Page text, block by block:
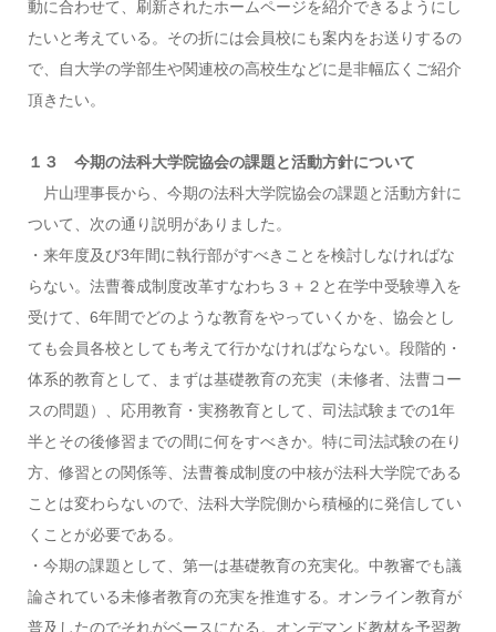
動に合わせて、刷新されたホームページを紹介できるようにし
たいと考えている。その折には会員校にも案内をお送りするの
で、自大学の学部生や関連校の高校生などに是非幅広くご紹介
頂きたい。
１３ 今期の法科大学院協会の課題と活動方針について
片山理事長から、今期の法科大学院協会の課題と活動方針に
ついて、次の通り説明がありました。
・来年度及び3年間に執行部がすべきことを検討しなければな
らない。法曹養成制度改革すなわち３＋２と在学中受験導入を
受けて、6年間でどのような教育をやっていくかを、協会とし
ても会員各校としても考えて行かなければならない。段階的・
体系的教育として、まずは基礎教育の充実（未修者、法曹コー
スの問題）、応用教育・実務教育として、司法試験までの1年
半とその後修習までの間に何をすべきか。特に司法試験の在り
方、修習との関係等、法曹養成制度の中核が法科大学院である
ことは変わらないので、法科大学院側から積極的に発信してい
くことが必要である。
・今期の課題として、第一は基礎教育の充実化。中教審でも議
論されている未修者教育の充実を推進する。オンライン教育が
普及したのでそれがベースになる。オンデマンド教材を予習教